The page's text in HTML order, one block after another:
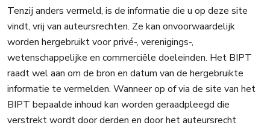
Tenzij anders vermeld, is de informatie die u op deze site
vindt, vrij van auteursrechten. Ze kan onvoorwaardelijk
worden hergebruikt voor privé-, verenigings-,
wetenschappelijke en commerciële doeleinden. Het BIPT
raadt wel aan om de bron en datum van de hergebruikte
informatie te vermelden. Wanneer op of via de site van het
BIPT bepaalde inhoud kan worden geraadpleegd die
verstrekt wordt door derden en door het auteursrecht